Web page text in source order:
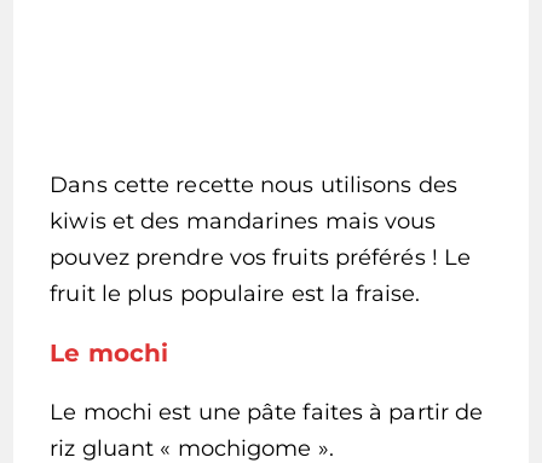
Dans cette recette nous utilisons des
kiwis et des mandarines mais vous
pouvez prendre vos fruits préférés ! Le
fruit le plus populaire est la fraise.
Le mochi
Le mochi est une pâte faites à partir de
riz gluant « mochigome ».